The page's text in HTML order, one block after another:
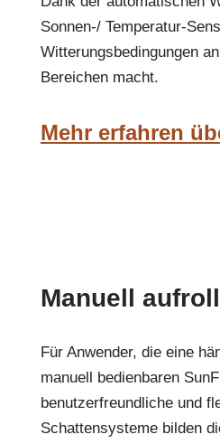
Sonnen-/ Temperatur-
Witterungsbedingungen
Bereichen macht.
Mehr erfahren
Manuell
Für Anwender, die eine
manuell bedienbaren
benutzerfreundliche und
Schattensysteme bilden